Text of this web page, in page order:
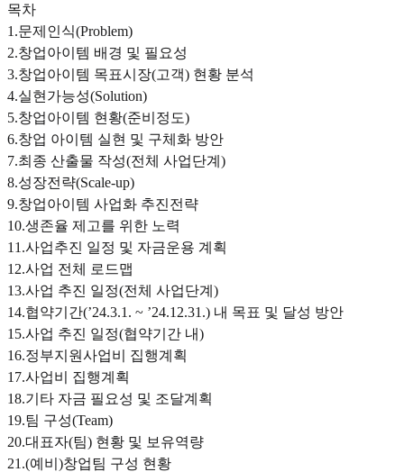
목차
1.문제인식(Problem)
2.창업아이템 배경 및 필요성
3.창업아이템 목표시장(고객) 현황 분석
4.실현가능성(Solution)
5.창업아이템 현황(준비정도)
6.창업 아이템 실현 및 구체화 방안
7.최종 산출물 작성(전체 사업단계)
8.성장전략(Scale-up)
9.창업아이템 사업화 추진전략
10.생존율 제고를 위한 노력
11.사업추진 일정 및 자금운용 계획
12.사업 전체 로드맵
13.사업 추진 일정(전체 사업단계)
14.협약기간(’24.3.1. ~ ’24.12.31.) 내 목표 및 달성 방안
15.사업 추진 일정(협약기간 내)
16.정부지원사업비 집행계획
17.사업비 집행계획
18.기타 자금 필요성 및 조달계획
19.팀 구성(Team)
20.대표자(팀) 현황 및 보유역량
21.(예비)창업팀 구성 현황